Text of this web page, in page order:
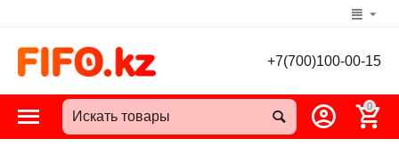
+7(700)100-00-15
0